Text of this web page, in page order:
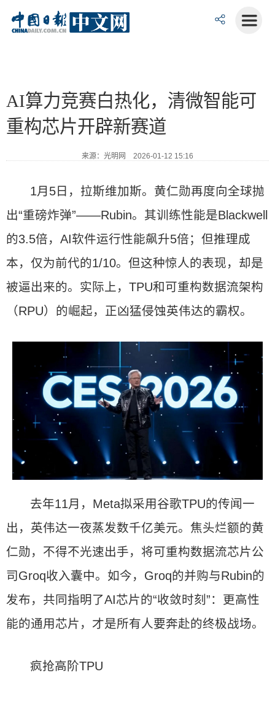
AI算力竞赛白热化，清微智能可
重构芯片开辟新赛道
来源：光明网 2026-01-12 15:16
1月5日，拉斯维加斯。黄仁勋再度向全球抛
出“重磅炸弹”——Rubin。其训练性能是Blackwell
的3.5倍，AI软件运行性能飙升5倍；但推理成
本，仅为前代的1/10。但这种惊人的表现，却是
被逼出来的。实际上，TPU和可重构数据流架构
（RPU）的崛起，正凶猛侵蚀英伟达的霸权。
去年11月，Meta拟采用谷歌TPU的传闻一
出，英伟达一夜蒸发数千亿美元。焦头烂额的黄
仁勋，不得不光速出手，将可重构数据流芯片公
司Groq收入囊中。如今，Groq的并购与Rubin的
发布，共同指明了AI芯片的“收敛时刻”：更高性
能的通用芯片，才是所有人要奔赴的终极战场。
疯抢高阶TPU